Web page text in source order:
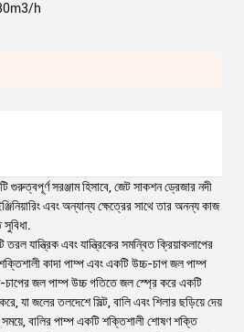
h
গুরুত্বপূর্ণ সরঞ্জাম হিসাবে, জেট সাকশন ড্রেজার নদী
এবং অন্যান্য ক্ষেত্রের সাথে তার অনন্য কাজ
যান্ত্রিক এবং যান্ত্রিকের সমন্বিত ক্রিয়াকলাপের
কাদা পাম্প এবং একটি উচ্চ-চাপ জল পাম্প
চাপের জল পাম্প উচ্চ গতিতে জল স্প্রে করে একটি
যা জলের তলদেশে সিল্ট, বালি এবং শিলার ছড়িয়ে দেয়
বালির পাম্প একটি শক্তিশালী শোষণ শক্তি